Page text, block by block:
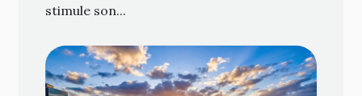
stimule son...